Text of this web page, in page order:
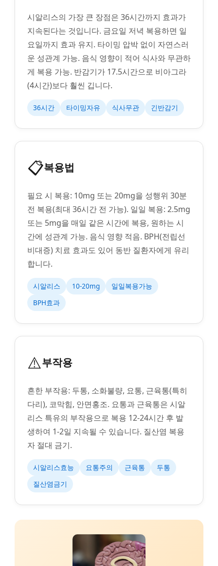
시알리스의 가장 큰 장점은 36시간까지 효과가
지속된다는 것입니다. 금요일 저녁 복용하면 일
요일까지 효과 유지. 타이밍 압박 없이 자연스러
운 성관계 가능. 음식 영향이 적어 식사와 무관하
게 복용 가능. 반감기가 17.5시간으로 비아그라
(4시간)보다 훨씬 깁니다.
36시간 타이밍자유 식사무관 긴반감기
📋복용법
필요 시 복용: 10mg 또는 20mg을 성행위 30분
전 복용(최대 36시간 전 가능). 일일 복용: 2.5mg
또는 5mg을 매일 같은 시간에 복용, 원하는 시
간에 성관계 가능. 음식 영향 적음. BPH(전립선
비대증) 치료 효과도 있어 동반 질환자에게 유리
합니다.
시알리스 10-20mg
일일복용가능
BPH효과
⚠️부작용
흔한 부작용: 두통, 소화불량, 요통, 근육통(특히
다리), 코막힘, 안면홍조. 요통과 근육통은 시알
리스 특유의 부작용으로 복용 12-24시간 후 발
생하여 1-2일 지속될 수 있습니다. 질산염 복용
자 절대 금기.
시알리스효능 요통주의 근육통
두통
질산염금기